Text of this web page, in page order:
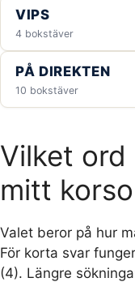
VIPS
4 bokstäver
PÅ DIREKTEN
10 bokstäver
Vilket ord
mitt
Valet beror på hur
För korta svar
(4). Längre